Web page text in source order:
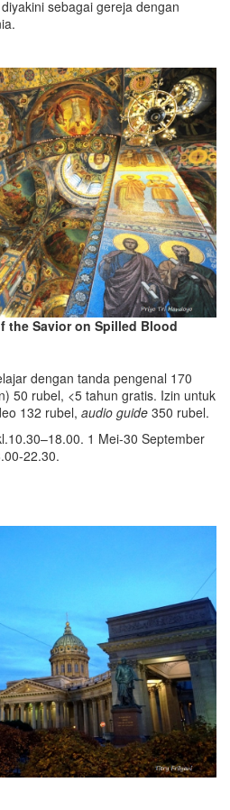
sebagai gereja dengan
the Savior on Spilled Blood
dengan tanda pengenal 170
50 rubel, <5 tahun gratis. Izin untuk
132 rubel, audio guide 350 rubel.
1 Mei-30 September
22.30.